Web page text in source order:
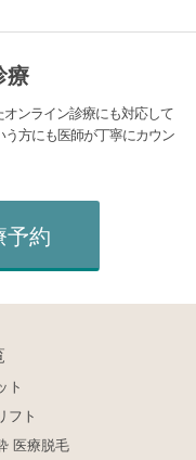
療
ンライン診療にも対応して
方にも医師が丁寧にカウン
予約
ト
フト
医療脱毛